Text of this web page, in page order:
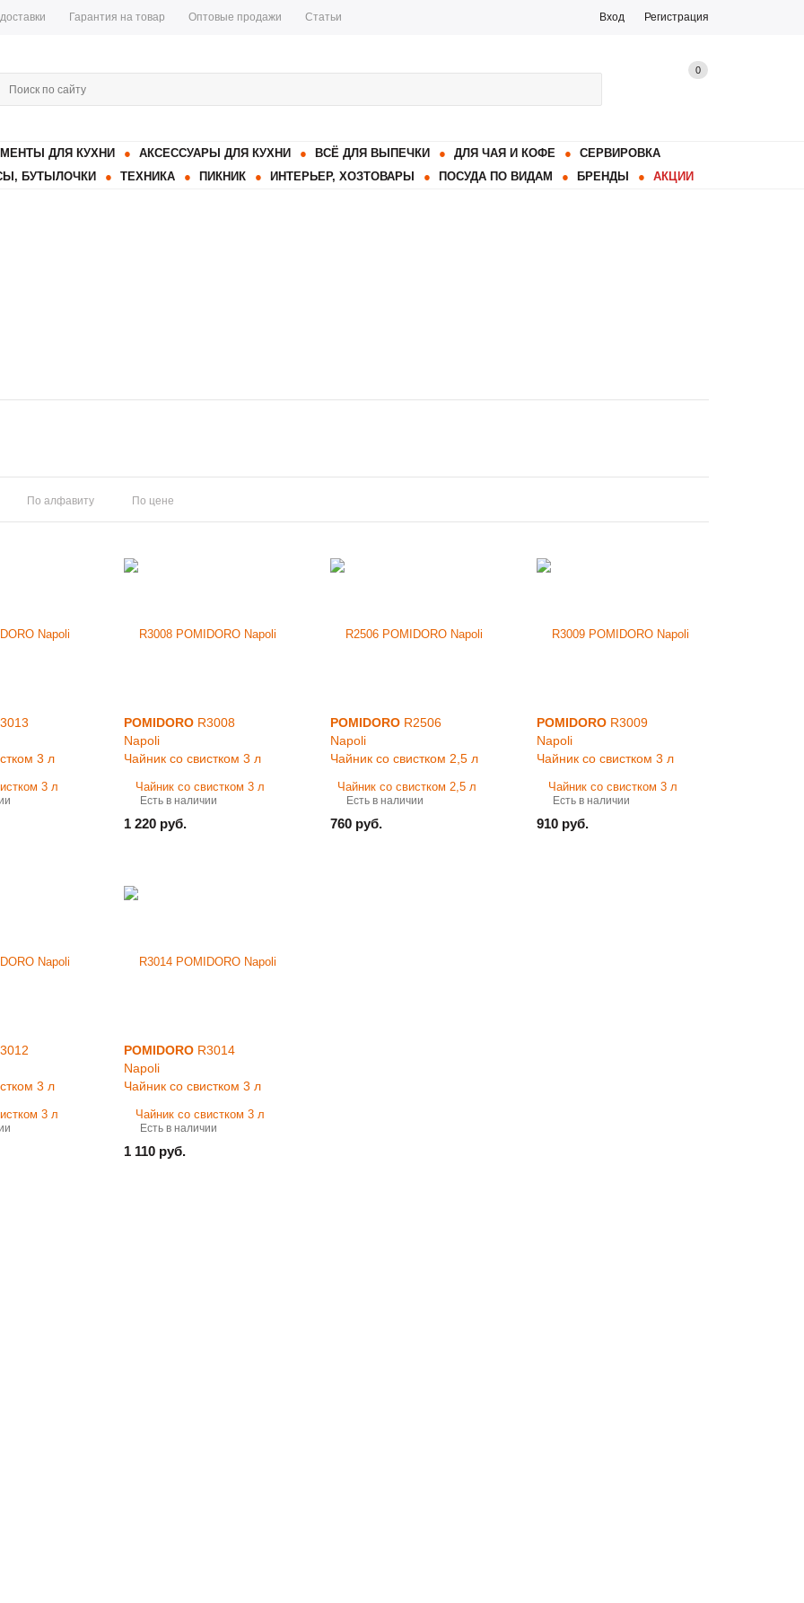
Гарантия на товар Оптовые продажи Статьи Вход Регистрация
0
ДЛЯ КУХНИ АКСЕССУАРЫ ДЛЯ КУХНИ ВСЁ ДЛЯ ВЫПЕЧКИ ДЛЯ ЧАЯ И КОФЕ
СЕРВИРОВКА
БУТЫЛОЧКИ ТЕХНИКА ПИКНИК ИНТЕРЬЕР, ХОЗТОВАРЫ ПОСУДА ПО ВИДАМ БРЕНДЫ АКЦИИ
По алфавиту По цене
3 л
POMIDORO R3008
Napoli
Чайник со свистком 3 л
Есть в наличии
1 220 руб.
POMIDORO R2506
Napoli
Чайник со свистком 2,5 л
Есть в наличии
760 руб.
POMIDORO R3009
Napoli
Чайник со свистком 3 л
Есть в наличии
910 руб.
3 л
POMIDORO R3014
Napoli
Чайник со свистком 3 л
Есть в наличии
1 110 руб.